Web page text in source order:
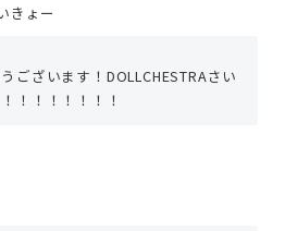
きょー
ございます！DOLLCHESTRAさい
！！！！！！！